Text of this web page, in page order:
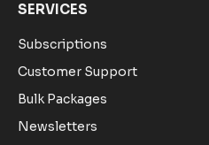
SERVICES
Subscriptions
Customer Support
Bulk Packages
Newsletters